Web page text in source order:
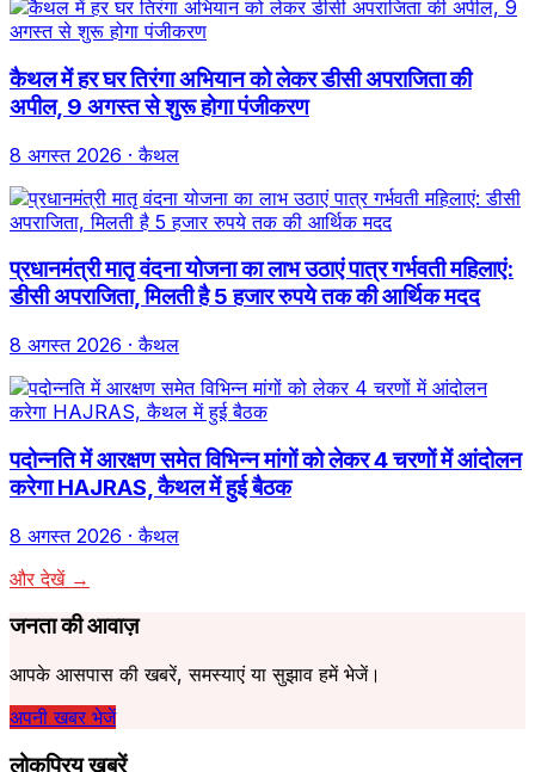
कैथल में हर घर तिरंगा अभियान को लेकर डीसी अपराजिता की
अपील, 9 अगस्त से शुरू होगा पंजीकरण
8 अगस्त 2026 · कैथल
प्रधानमंत्री मातृ वंदना योजना का लाभ उठाएं पात्र गर्भवती महिलाएं:
डीसी अपराजिता, मिलती है 5 हजार रुपये तक की आर्थिक मदद
8 अगस्त 2026 · कैथल
पदोन्नति में आरक्षण समेत विभिन्न मांगों को लेकर 4 चरणों में आंदोलन
करेगा HAJRAS, कैथल में हुई बैठक
8 अगस्त 2026 · कैथल
और देखें →
जनता की आवाज़
आपके आसपास की खबरें, समस्याएं या सुझाव हमें भेजें।
अपनी खबर भेजें
लोकप्रिय खबरें